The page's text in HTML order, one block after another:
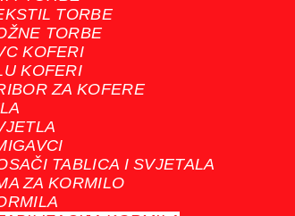
TORBE
TORBE
KOFERI
KOFERI
ZA KOFERE
TABLICA I SVJETALA
ZA KORMILO